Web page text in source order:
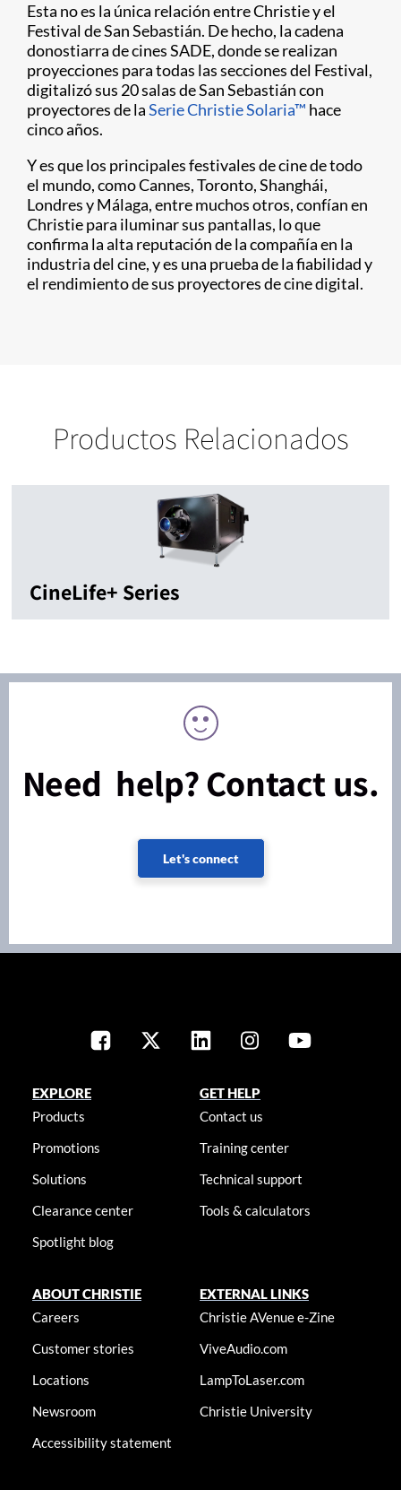
Esta no es la única relación entre Christie y el
Festival de San Sebastián. De hecho, la cadena
donostiarra de cines SADE, donde se realizan
proyecciones para todas las secciones del Festival,
digitalizó sus 20 salas de San Sebastián con
proyectores de laSerie Christie Solaria™ hace
cinco años.
Y es que los principales festivales de cine de todo
el mundo, como Cannes, Toronto, Shanghái,
Londres y Málaga, entre muchos otros, confían en
Christie para iluminar sus pantallas, lo que
confirma la alta reputación de la compañía en la
industria del cine, y es una prueba de la fiabilidad y
el rendimiento de sus proyectores de cine digital.
Productos Relacionados
CineLife+ Series
Need help? Contact us.
Let's connect
EXPLORE
Products
Promotions
Solutions
Clearance center
Spotlight blog
GET HELP
Contact us
Training center
Technical support
Tools & calculators
ABOUT CHRISTIE
Careers
Customer stories
Locations
Newsroom
Accessibility statement
EXTERNAL LINKS
Christie AVenue e-Zine
ViveAudio.com
LampToLaser.com
Christie University